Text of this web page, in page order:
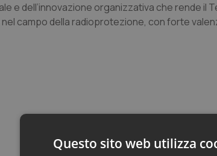
e dell’innovazione organizzativa che rende il
campo della radioprotezione, con forte
Questo sito web utilizza